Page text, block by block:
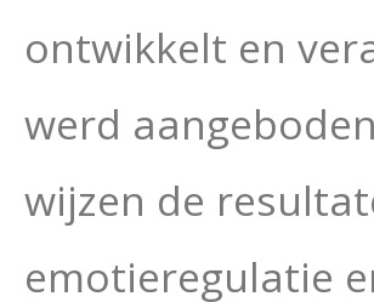
ontwikkelt en
werd
wijzen de
emotieregulatie